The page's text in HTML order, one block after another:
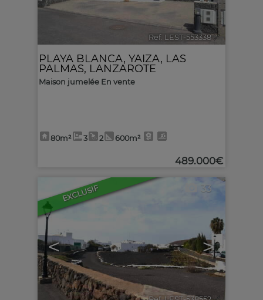
Ref. LEST-553338 🔗
PLAYA BLANCA, YAIZA, LAS
PALMAS, LANZAROTE
Maison jumelée En vente
80m² 3 2 600m²
489.000€
EXCLUSIF
< >
33